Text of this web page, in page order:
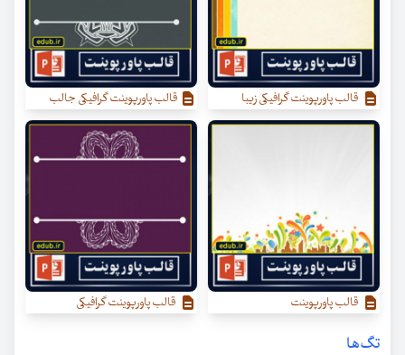
قالب پاورپوینت گرافیکی زیبا قالب پاورپوینت گرافیکی جالب
قالب پاورپوینت قالب پاورپوینت گرافیکی
تگ‌ها